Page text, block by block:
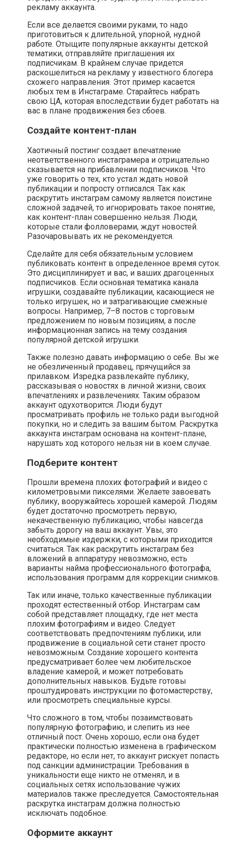
рекламу аккаунта.
Если все делается своими руками, то надо
приготовиться к длительной, упорной, нудной
работе. Отыщите популярные аккаунты детской
тематики, отправляйте приглашения их
подписчикам. В крайнем случае придется
раскошелиться на рекламу у известного блогера
схожего направления. Этот пример касается
любых тем в Инстаграме. Старайтесь набрать
свою ЦА, которая впоследствии будет работать на
вас в плане продвижения без сбоев.
Создайте контент-план
Хаотичный постинг создает впечатление
неответственного инстаграмера и отрицательно
сказывается на прибавлении подписчиков. Что
уже говорить о тех, кто устал ждать новой
публикации и попросту отписался. Так как
раскрутить инстаграм самому является поистине
сложной задачей, то игнорировать такое понятие,
как контент-план совершенно нельзя. Люди,
которые стали фолловерами, ждут новостей.
Разочаровывать их не рекомендуется.
Сделайте для себя обязательным условием
публиковать контент в определенное время суток.
Это дисциплинирует и вас, и ваших драгоценных
подписчиков. Если основная тематика канала
игрушки, создавайте публикации, касающиеся не
только игрушек, но и затрагивающие смежные
вопросы. Например, 7–8 постов с торговым
предложением по новым позициям, а после
информационная запись на тему создания
популярной детской игрушки.
Также полезно давать информацию о себе. Вы же
не обезличенный продавец, прячущийся за
прилавком. Изредка развлекайте публику,
рассказывая о новостях в личной жизни, своих
впечатлениях и развлечениях. Таким образом
аккаунт одухотворится. Люди будут
просматривать профиль не только ради выгодной
покупки, но и следить за вашим бытом. Раскрутка
аккаунта инстаграм основана на контент-плане,
нарушать ход которого нельзя ни в коем случае.
Подберите контент
Прошли времена плохих фотографий и видео с
километровыми пикселями. Желаете завоевать
публику, вооружайтесь хорошей камерой. Людям
будет достаточно просмотреть первую,
некачественную публикацию, чтобы навсегда
забыть дорогу на ваш аккаунт. Увы, это
необходимые издержки, с которыми приходится
считаться. Так как раскрутить инстаграм без
вложений в аппаратуру невозможно, есть
варианты найма профессионального фотографа,
использования программ для коррекции снимков.
Так или иначе, только качественные публикации
проходят естественный отбор. Инстаграм сам
собой представляет площадку, где нет места
плохим фотографиям и видео. Следует
соответствовать предпочтениям публики, или
продвижение в социальной сети станет просто
невозможным. Создание хорошего контента
предусматривает более чем любительское
владение камерой, и может потребовать
дополнительных навыков. Будьте готовы
проштудировать инструкции по фотомастерству,
или просмотреть специальные курсы.
Что сложного в том, чтобы позаимствовать
популярную фотографию, и слепить из нее
отличный пост. Очень хорошо, если она будет
практически полностью изменена в графическом
редакторе, но если нет, то аккаунт рискует попасть
под санкции администрации. Требования в
уникальности еще никто не отменял, и в
социальных сетях использование чужих
материалов также преследуется. Самостоятельная
раскрутка инстаграм должна полностью
исключать подобное.
Оформите аккаунт